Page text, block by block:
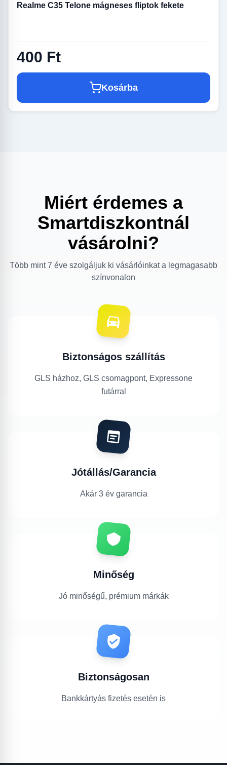
Realme C35 Telone mágneses fliptok fekete
400 Ft
Kosárba
Miért érdemes a
Smartdiszkontnál
vásárolni?
Több mint 7 éve szolgáljuk ki vásárlóinkat a legmagasabb
színvonalon
Biztonságos szállítás
GLS házhoz, GLS csomagpont, Expressone
futárral
Jótállás/Garancia
Akár 3 év garancia
Minőség
Jó minőségű, prémium márkák
Biztonságosan
Bankkártyás fizetés esetén is